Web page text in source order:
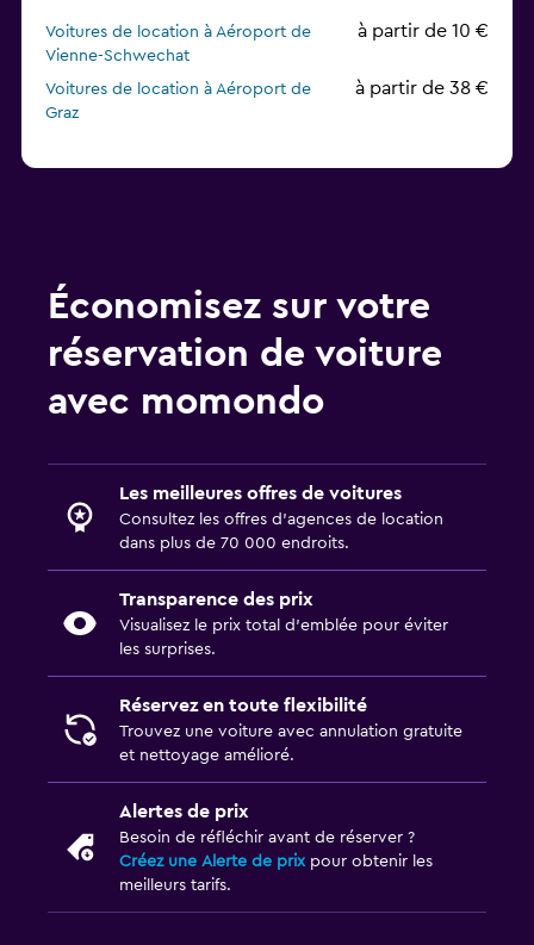
Voitures de location à Aéroport de
Vienne-Schwechat
à partir de 10 €
Voitures de location à Aéroport de
Graz
à partir de 38 €
Économisez sur votre
réservation de voiture
avec momondo
Les meilleures offres de voitures
Consultez les offres d’agences de location
dans plus de 70 000 endroits.
Transparence des prix
Visualisez le prix total d’emblée pour éviter
les surprises.
Réservez en toute flexibilité
Trouvez une voiture avec annulation gratuite
et nettoyage amélioré.
Alertes de prix
Besoin de réfléchir avant de réserver ?
Créez une Alerte de prixpour obtenir les
meilleurs tarifs.